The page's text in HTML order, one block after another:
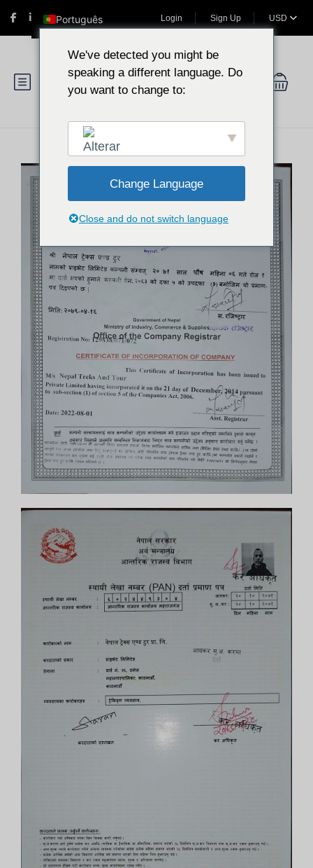
Login Sign Up USD
We've detected you might be
speaking a different language. Do
you want to change to:
English
Change Language
Close and do not switch language
Português